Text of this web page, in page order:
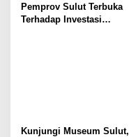
Pemprov Sulut Terbuka
Terhadap Investasi
Kunjungi Museum Sulut,